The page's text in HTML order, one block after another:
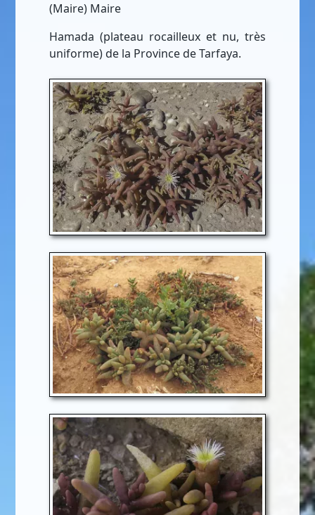
(Maire) Maire
Hamada (plateau rocailleux et nu, très
uniforme) de la Province de Tarfaya.